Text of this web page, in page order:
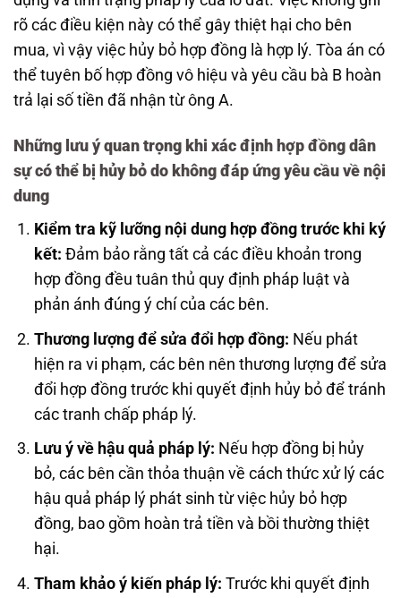
rõ các điều kiện này có thể gây thiệt hại cho bên
mua, vì vậy việc hủy bỏ hợp đồng là hợp lý. Tòa án có
thể tuyên bố hợp đồng vô hiệu và yêu cầu bà B hoàn
trả lại số tiền đã nhận từ ông A.
Những lưu ý quan trọng khi xác định hợp đồng dân
sự có thể bị hủy bỏ do không đáp ứng yêu cầu về nội
dung
Kiểm tra kỹ lưỡng nội dung hợp đồng trước khi ký
kết: Đảm bảo rằng tất cả các điều khoản trong
hợp đồng đều tuân thủ quy định pháp luật và
phản ánh đúng ý chí của các bên.
Thương lượng để sửa đổi hợp đồng: Nếu phát
hiện ra vi phạm, các bên nên thương lượng để sửa
đổi hợp đồng trước khi quyết định hủy bỏ để tránh
các tranh chấp pháp lý.
Lưu ý về hậu quả pháp lý: Nếu hợp đồng bị hủy
bỏ, các bên cần thỏa thuận về cách thức xử lý các
hậu quả pháp lý phát sinh từ việc hủy bỏ hợp
đồng, bao gồm hoàn trả tiền và bồi thường thiệt
hại.
Tham khảo ý kiến pháp lý: Trước khi quyết định